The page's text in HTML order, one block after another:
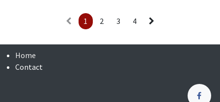
1 2 3 4
Home
Contact